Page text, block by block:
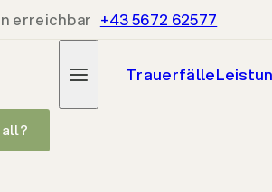
erreichbar +43 5672 62577
Trauerfälle